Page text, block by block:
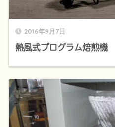
2016年9月7日
熱風式プログラム焙煎機